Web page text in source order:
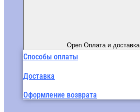
Open Оплата и доставка
Способы оплаты
Доставка
Оформление возврата